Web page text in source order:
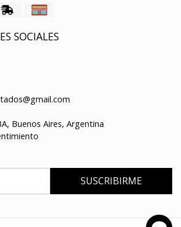
SOCIALES
Buenos Aires, Argentina
SUSCRIBIRME